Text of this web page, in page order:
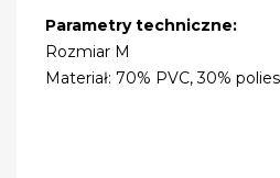
Parametry techniczne:
Rozmiar M
Materiał: 70% PVC, 30%